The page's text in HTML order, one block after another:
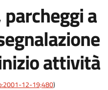
a
attività
12-19;480)